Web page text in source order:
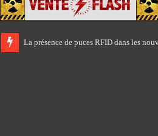
La présence de puces RFID dans les